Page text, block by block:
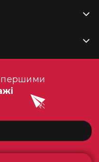
першими